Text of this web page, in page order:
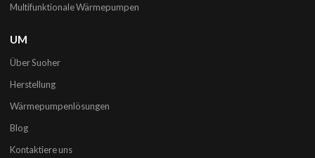
Multifunktionale Wärmepumpen
UM
Über Suoher
Herstellung
Wärmepumpenlösungen
Blog
Kontaktiere uns